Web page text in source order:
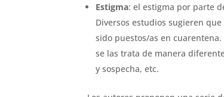
Estigma: el estigma por parte
Diversos estudios sugieren
sido puestos/as en
se las trata de manera
y sospecha, etc.